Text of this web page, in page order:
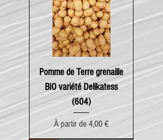
Pomme de Terre grenaille
BIO variété Delikatess
(604)
À partir de4,00 €
Prix promotionnel